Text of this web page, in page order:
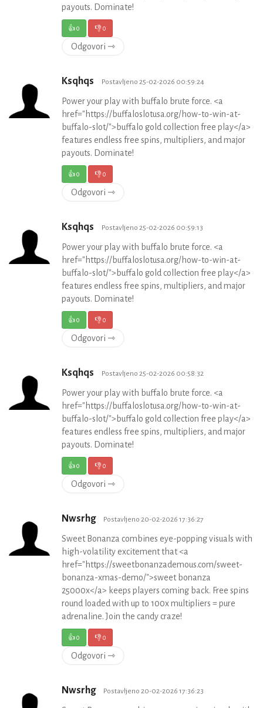
payouts. Dominate!
👍0 👎0
Odgovori ⇾
Ksqhqs Postavljeno 25-02-2026 00:59:24
Power your play with buffalo brute force. <a
href="https://buffaloslotusa.org/how-to-win-at-
buffalo-slot/">buffalo gold collection free play</a>
features endless free spins, multipliers, and major
payouts. Dominate!
👍0 👎0
Odgovori ⇾
Ksqhqs Postavljeno 25-02-2026 00:59:13
Power your play with buffalo brute force. <a
href="https://buffaloslotusa.org/how-to-win-at-
buffalo-slot/">buffalo gold collection free play</a>
features endless free spins, multipliers, and major
payouts. Dominate!
👍0 👎0
Odgovori ⇾
Ksqhqs Postavljeno 25-02-2026 00:58:32
Power your play with buffalo brute force. <a
href="https://buffaloslotusa.org/how-to-win-at-
buffalo-slot/">buffalo gold collection free play</a>
features endless free spins, multipliers, and major
payouts. Dominate!
👍0 👎0
Odgovori ⇾
Nwsrhg Postavljeno 20-02-2026 17:36:27
Sweet Bonanza combines eye-popping visuals with
high-volatility excitement that <a
href="https://sweetbonanzademous.com/sweet-
bonanza-xmas-demo/">sweet bonanza
25000x</a> keeps players coming back. Free spins
round loaded with up to 100x multipliers = pure
adrenaline. Join the candy craze!
👍0 👎0
Odgovori ⇾
Nwsrhg Postavljeno 20-02-2026 17:36:23